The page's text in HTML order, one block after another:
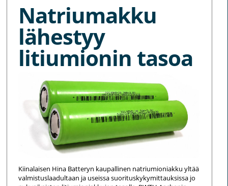
Natriumakku
lähestyy
litiumionin tasoa
Kiinalaisen Hina Batteryn kaupallinen natriumioniakku yltää
valmistuslaadultaan ja useissa suorituskykymittauksissa jo